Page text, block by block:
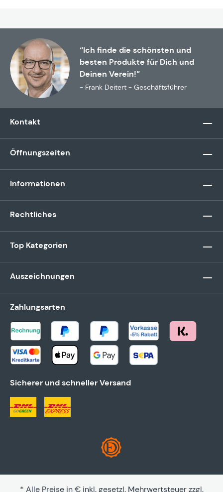
“Ich finde die schönsten und
besten Produkte für Dich und
Deinen Verein!”
- Frank Deitert - Geschäftsführer
Kontakt
Öffnungszeiten
Informationen
Rechtliches
Top Kategorien
Auszeichnungen
Zahlungsarten
Sicherer und schneller Versand
* Alle Preise in € inkl. gesetzl. Mehrwertsteuer zzgl.